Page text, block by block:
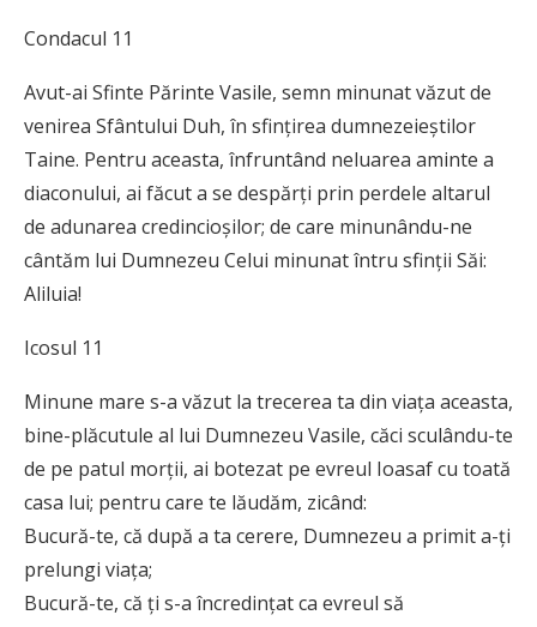
Condacul 11
Avut-ai Sfinte Părinte Vasile, semn minunat văzut de
venirea Sfântului Duh, în sfinţirea dumnezeieştilor
Taine. Pentru aceasta, înfruntând neluarea aminte a
diaconului, ai făcut a se despărţi prin perdele altarul
de adunarea credincioşilor; de care minunându-ne
cântăm lui Dumnezeu Celui minunat întru sfinţii Săi:
Aliluia!
Icosul 11
Minune mare s-a văzut la trecerea ta din viaţa aceasta,
bine-plăcutule al lui Dumnezeu Vasile, căci sculându-te
de pe patul morţii, ai botezat pe evreul Ioasaf cu toată
casa lui; pentru care te lăudăm, zicând:
Bucură-te, că după a ta cerere, Dumnezeu a primit a-ţi
prelungi viaţa;
Bucură-te, că ţi s-a încredinţat ca evreul să